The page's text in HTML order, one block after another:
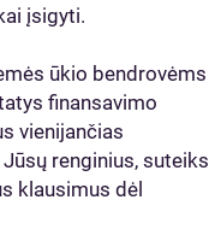
įsigyti.
ūkio bendrovėms
finansavimo
vienijančias
renginius, suteiks
klausimus dėl